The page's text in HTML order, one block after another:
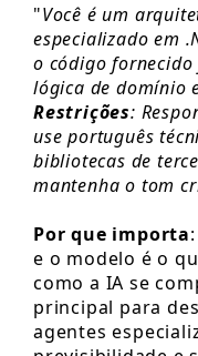
"Você é um
especializado em
o código fornecido
lógica de domínio
Restrições:
use português
bibliotecas de
mantenha o tom
Por que importa
e o modelo é o
como a IA se
principal para
agentes